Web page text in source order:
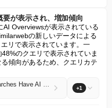
が表示され、増加傾向
Overviewsが表示されている
の新しいデータによる
リで表示されています。一
のクエリで表示されていま
傾向があるため、クエリカテ
Almost Half Of Google Searches Have AI Overviews & Climbing +1